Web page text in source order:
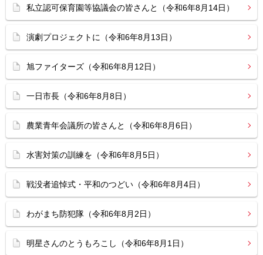
私立認可保育園等協議会の皆さんと（令和6年8月14日）
演劇プロジェクトに（令和6年8月13日）
旭ファイターズ（令和6年8月12日）
一日市長（令和6年8月8日）
農業青年会議所の皆さんと（令和6年8月6日）
水害対策の訓練を（令和6年8月5日）
戦没者追悼式・平和のつどい（令和6年8月4日）
わがまち防犯隊（令和6年8月2日）
明星さんのとうもろこし（令和6年8月1日）